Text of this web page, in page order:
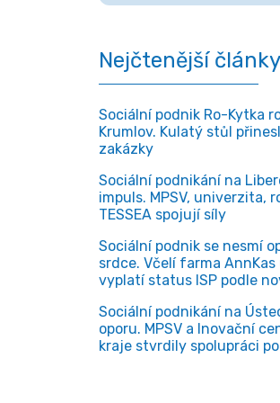
Nejčtenější články
Sociální podnik Ro-Kytka
Krumlov. Kulatý stůl
zakázky
Sociální podnikání na
impuls. MPSV, univerzita,
TESSEA spojují síly
Sociální podnik se nesmí
srdce. Včelí farma
vyplatí status ISP podle
Sociální podnikání na
oporu. MPSV a Inovační
kraje stvrdily spolupráci